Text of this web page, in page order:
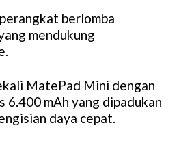
berlomba
mendukung
MatePad Mini dengan
6.400 mAh yang dipadukan
daya cepat.